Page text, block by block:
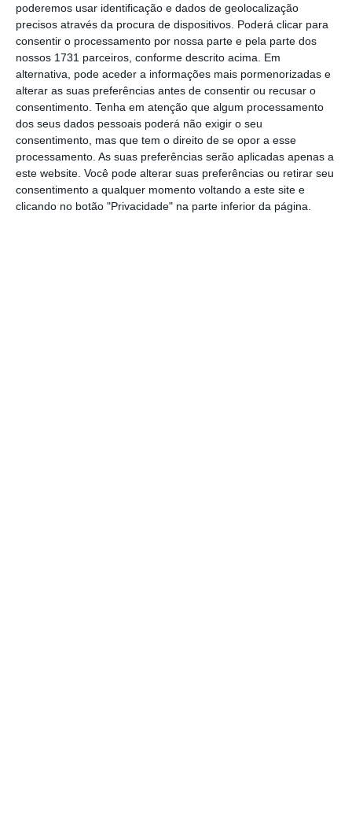
poderemos usar identificação e dados de geolocalização
precisos através da procura de dispositivos. Poderá clicar para
consentir o processamento por nossa parte e pela parte dos
nossos 1731 parceiros, conforme descrito acima. Em
alternativa, pode aceder a informações mais pormenorizadas e
alterar as suas preferências antes de consentir ou recusar o
consentimento. Tenha em atenção que algum processamento
dos seus dados pessoais poderá não exigir o seu
consentimento, mas que tem o direito de se opor a esse
processamento. As suas preferências serão aplicadas apenas a
este website. Você pode alterar suas preferências ou retirar seu
consentimento a qualquer momento voltando a este site e
clicando no botão "Privacidade" na parte inferior da página.
junho de 2019 (“The Future of Hydrogen”),
preparado sob a égide do G20, mas também pelo
conjunto de amplas iniciativas em torno da
utilização do Hidrogénio “Verde” na União
Europeia, conforme se pode constatar ao nível
das diversas “calls” para financiamento de
projetos nesta área, promovidos sob a égide do
FCH JU (“The Fuel Cells and Hydrogen Joint
Undertaking”), uma parceria público-privada que
conta com a participação da Comissão Europeia e